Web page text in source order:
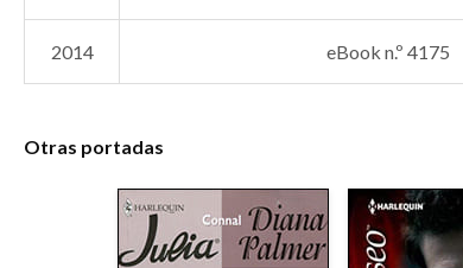
2014 eBook n.º 4175
Otras portadas